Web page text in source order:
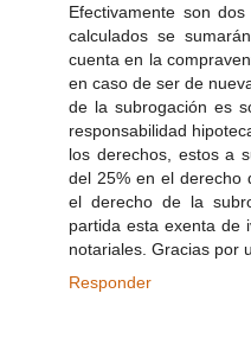
Efectivamente son
calculados se
cuenta en la
en caso de ser de
de la subrogación es
responsabilidad
los derechos, estos a
del 25% en el derecho
el derecho de la
partida esta exenta de
notariales. Gracias por
Responder